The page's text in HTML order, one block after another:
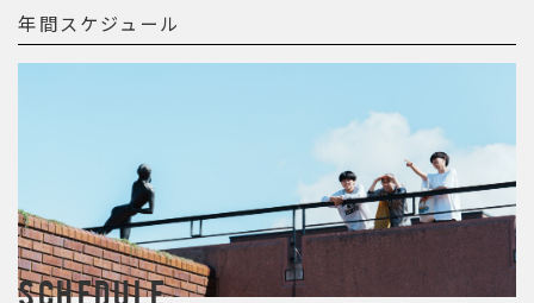
年間スケジュール
Schedule